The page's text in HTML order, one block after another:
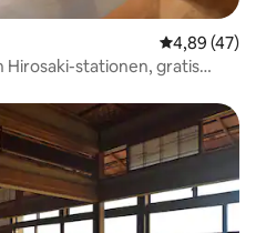
4,89 av 5 i
4,89 (47)
Hirosaki-stationen, gratis
Nebuta | Gästernas